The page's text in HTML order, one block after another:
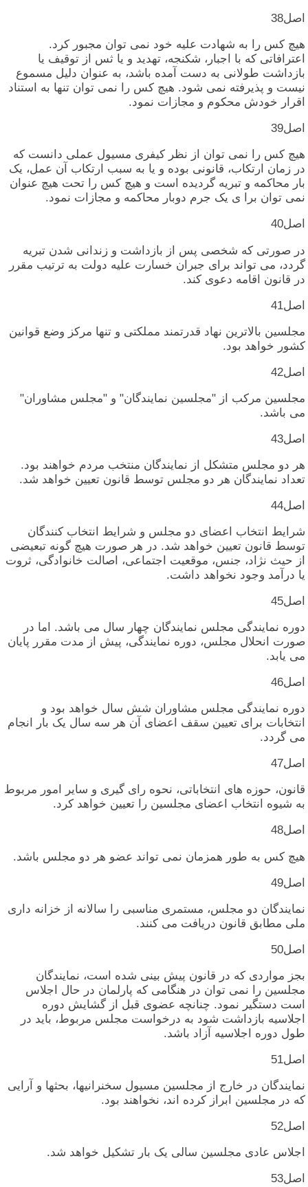
اصل‏38
هیچ‏ کس‏ را به‏ شهادت‏ علیه‏ خود نمی‏ توان‏ مجبور کرد.
اعترافاتی‏ که‏ با اجبار، شکنجه‏، تهدید و یا ثس‏ از توقیف‏ یا
بازداشت‏ طولانی‏ به‏ دست‏ آمده‏ باشد، به‏ عنوان‏ دلیل‏ مسموع‏
نیست‏ و پذیرفته‏ نمی‏ شود. هیچ‏ کس‏ را نمی‏ توان‏ تنها به‏ استناد
اقرار خودش‏ محکوم‏ و مجازات‏ نمود.
اصل‏39
هیچ‏ کس‏ را نمی‏ توان‏ از نظر کیفری‏ مسیول‏ عملی‏ دانست‏ که‏
در زمان‏ ارتکاب‏، قانونی‏ بوده‏ و یا به‏ سبب‏ ارتکاب‏ آن‏ عمل‏، یک‏
بار محاکمه‏ و تبریه‏ گردیده‏ است‏ و هیچ‏ کس‏ را تحت‏ هیچ‏ عنوان‏
نمی‏ توان‏ برا ی‏ یک‏ جرم‏ دوبار محاکمه‏ و مجازات‏ نمود.
اصل‏40
در صورتی‏ که‏ شخصی‏ پس‏ از بازداشت‏ و زندانی‏ شدن‏ تبریه‏
گردد، می‏ تواند برای‏ جبران‏ خسارت‏ علیه‏ دولت‏ به‏ ترتیب‏ مقرر
در قانون‏ اقامه‏ دعوی‏ کند.
اصل‏41
مجلسین‏ بالاترین‏ نهاد قدرتمند مملکتی‏ و تنها مرکز وضع قوانین‏
کشور خواهد بود.
اصل‏42
مجلسین‏ مرکب‏ از "مجلسین‏ نمایندگان‏" و "مجلس‏ مشاوران‏"
می‏ باشد.
اصل‏43
هر دو مجلس‏ متشکل‏ از نمایندگان‏ منتخب‏ مردم‏ خواهند بود.
تعداد نمایندگان‏ هر دو مجلس‏ توسط قانون‏ تعیین‏ خواهد شد.
اصل‏44
شرایط انتخاب‏ اعضای‏ دو مجلس‏ و شرایط انتخاب‏ کنندگان‏
توسط قانون‏ تعیین‏ خواهد شد. در هر صورت‏ هیچ‏ گونه‏ تبعیضی‏
از حیث‏ نژاد، جنس‏، موقعیت‏ اجتماعی‏، اصالت‏ خانوادگی‏، ثروت‏
یا درآمد وجود نخواهد داشت‏.
اصل‏45
دوره‏ نمایندگی‏ مجلس‏ نمایندگان‏ چهار سال‏ می‏ باشد. اما در
صورت‏ انحلال‏ مجلس‏، دوره‏ نمایندگی‏، پیش‏ از مدت‏ مقرر پایان‏
می‏ یابد.
اصل‏46
دوره‏ نمایندگی‏ مجلس‏ مشاوران‏ شش‏ سال‏ خواهد بود و
انتخابات‏ برای‏ تعیین‏ سقف‏ اعضای‏ آن‏ هر سه‏ سال‏ یک‏ بار انجام‏
می‏ گردد.
اصل‏47
قانون‏، حوزه‏ های‏ انتخاباتی‏، نحوه‏ رای‏ گیری‏ و سایر امور مربوط
به‏ شیوه‏ انتخاب‏ اعضای‏ مجلسین‏ را تعیین‏ خواهد کرد.
اصل‏48
هیچ‏ کس‏ به‏ طور همزمان‏ نمی‏ تواند عضو هر دو مجلس‏ باشد.
اصل‏49
نمایندگان‏ دو مجلس‏، مستمری‏ مناسبی‏ را سالانه‏ از خزانه‏ داری‏
ملی‏ مطابق‏ قانون‏ دریافت‏ می‏ کنند.
اصل‏50
بجز مواردی‏ که‏ در قانون‏ پیش‏ بینی‏ شده‏ است‏، نمایندگان‏
مجلسین‏ را نمی‏ توان‏ در هنگامی‏ که‏ پارلمان‏ در حال‏ اجلاس‏
است‏ دستگیر نمود. چنانچه‏ عضوی‏ قبل‏ از گشایش‏ دوره‏
اجلاسیه‏ بازداشت‏ شود به‏ درخواست‏ مجلس‏ مربوط، باید در
طول‏ دوره‏ اجلاسیه‏ آزاد باشد.
اصل‏51
نمایندگان‏ در خارج‏ از مجلسین‏ مسیول‏ سخنرانیها، بحثها و آرایی‏
که‏ در مجلسین‏ ابراز کرده‏ اند، نخواهند بود.
اصل‏52
اجلاس‏ عادی‏ مجلسین‏ سالی‏ یک‏ بار تشکیل‏ خواهد شد.
اصل‏53